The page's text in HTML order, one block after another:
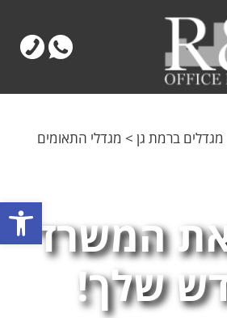
מגדלים ברמת גן > מגדלי התאומים
המשרד
שלך!